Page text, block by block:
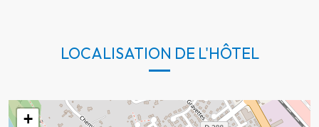
LOCALISATION DE L'HÔTEL
+